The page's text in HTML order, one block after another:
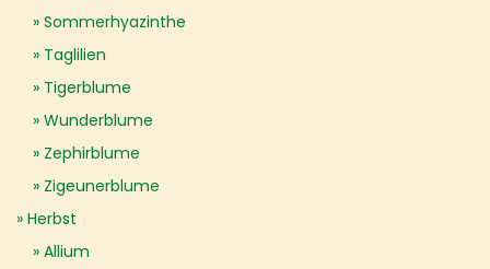
Sommerhyazinthe
Taglilien
Tigerblume
Wunderblume
Zephirblume
Zigeunerblume
Herbst
Allium